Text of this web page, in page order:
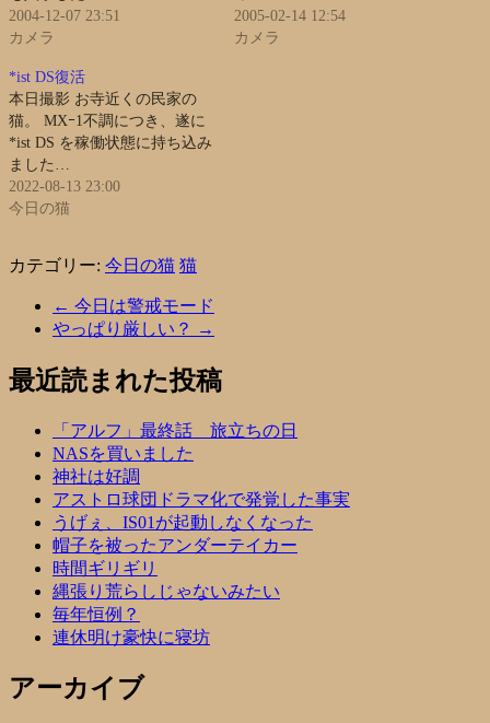
2004-12-07 23:51
カメラ
2005-02-14 12:54
カメラ
*ist DS復活
本日撮影 お寺近くの民家の
猫。 MXｰ1不調につき、遂に
*ist DS を稼働状態に持ち込み
ました…
2022-08-13 23:00
今日の猫
カテゴリー: 今日の猫 猫
← 今日は警戒モード
やっぱり厳しい？
→
最近読まれた投稿
「アルフ」最終話 旅立ちの日
NASを買いました
神社は好調
アストロ球団ドラマ化で発覚した事実
うげぇ、IS01が起動しなくなった
帽子を被ったアンダーテイカー
時間ギリギリ
縄張り荒らしじゃないみたい
毎年恒例？
連休明け豪快に寝坊
アーカイブ